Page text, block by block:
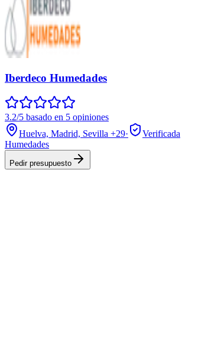
Iberdeco Humedades
3.2/5 basado en 5 opiniones
Huelva, Madrid, Sevilla +29·
Verificada
Humedades
Pedir presupuesto